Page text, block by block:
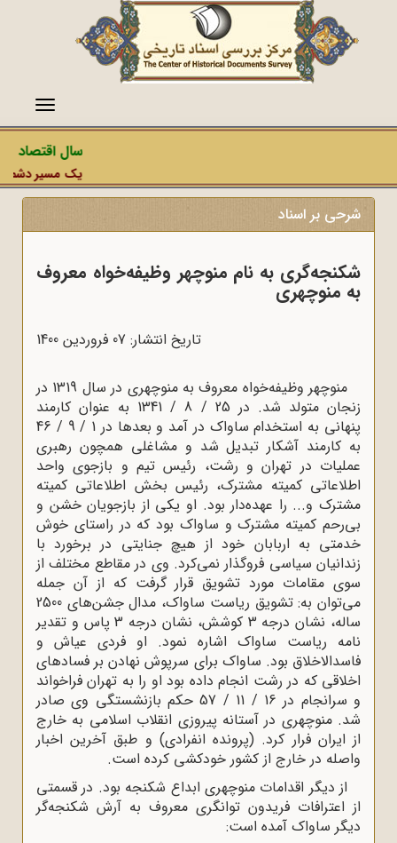
منو
سال اقتصاد
یک مسیر دشمن،
شرحی بر اسناد
شکنجه‌گری به نام منوچهر وظیفه‌خواه معروف
به منوچهری
تاریخ انتشار: 07 فروردين 1400
منوچهر وظیفه‌خواه معروف به منوچهری در سال 1319 در
زنجان متولد شد. در 25 / 8 / 1341 به عنوان کارمند
پنهانی به استخدام ساواک در آمد و بعدها در 1 / 9 / 46
به کارمند آشکار تبدیل شد و مشاغلی همچون رهبری
عملیات در تهران و رشت، رئیس تیم و بازجوی واحد
اطلاعاتی کمیته مشترک، رئیس بخش اطلاعاتی کمیته
مشترک و... را عهده‌دار بود. او یکی از بازجویان خشن و
بی‌رحم کمیته مشترک و ساواک بود که در راستای خوش
خدمتی به اربابان خود از هیچ جنایتی در برخورد با
زندانیان سیاسی فروگذار نمی‌کرد. وی در مقاطع مختلف از
سوی مقامات مورد تشویق قرار گرفت که از آن جمله
می‌توان به: تشویق ریاست ساواک، مدال جشن‌های 2500
ساله، نشان درجه 3 کوشش، نشان درجه 3 پاس و تقدیر
نامه ریاست ساواک اشاره نمود. او فردی عیاش و
فاسدالاخلاق بود. ساواک برای سرپوش نهادن بر فسادهای
اخلاقی که در رشت انجام داده بود او را به تهران فراخواند
و سرانجام در 16 / 11 / 57 حکم بازنشستگی وی صادر
شد. منوچهری در آستانه پیروزی انقلاب اسلامی به خارج
از ایران فرار کرد. (پرونده انفرادی) و طبق آخرین اخبار
واصله در خارج از کشور خودکشی کرده است.
از دیگر اقدامات منوچهری ابداع شکنجه بود. در قسمتی
از اعترافات فریدون توانگری معروف به آرش شکنجه‌گر
دیگر ساواک آمده است: